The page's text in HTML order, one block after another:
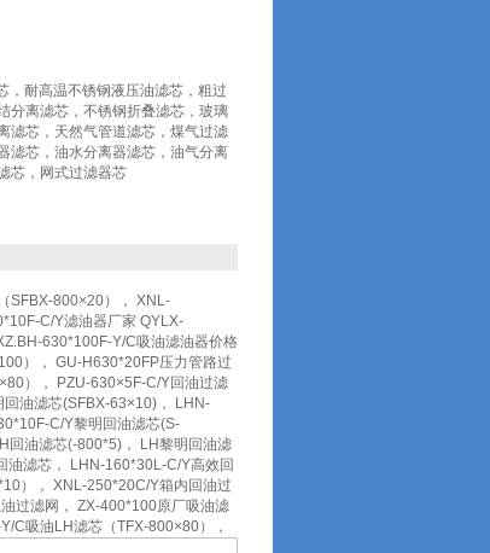
，耐高温不锈钢液压油滤芯，粗过
分离滤芯，不锈钢折叠滤芯，玻璃
滤芯，天然气管道滤芯，煤气过滤
滤芯，油水分离器滤芯，油气分离
芯，网式过滤器芯
SFBX-800×20）， XNL-
C/Y滤油器厂家 QYLX-
630*100F-Y/C吸油滤油器价格
）， GU-H630*20FP压力管路过
）， PZU-630×5F-C/Y回油过滤
油滤芯(SFBX-63×10)， LHN-
C/Y黎明回油滤芯(S-
回油滤芯(-800*5)， LH黎明回油滤
滤芯， LHN-160*30L-C/Y高效回
）， XNL-250*20C/Y箱内回油过
过滤网， ZX-400*100原厂吸油滤
C吸油LH滤芯（TFX-800×80），